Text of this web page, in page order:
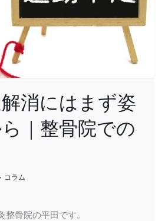
消にはまず姿
｜整骨院での
コラム
整骨院の平田です。